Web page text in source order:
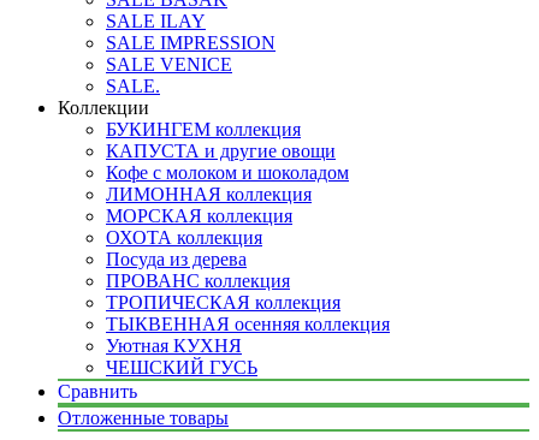
SALE ILAY
SALE IMPRESSION
SALE VENICE
SALE.
Коллекции
БУКИНГЕМ коллекция
КАПУСТА и другие овощи
Кофе с молоком и шоколадом
ЛИМОННАЯ коллекция
МОРСКАЯ коллекция
ОХОТА коллекция
Посуда из дерева
ПРОВАНС коллекция
ТРОПИЧЕСКАЯ коллекция
ТЫКВЕННАЯ осенняя коллекция
Уютная КУХНЯ
ЧЕШСКИЙ ГУСЬ
Сравнить
Отложенные товары